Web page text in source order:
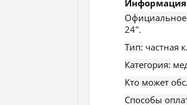
24".
Тип: частная
Категория:
Кто может
Способы